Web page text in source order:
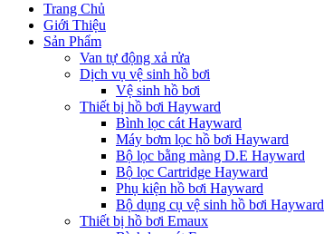
Trang Chủ
Giới Thiệu
Sản Phẩm
Van tự động xả rửa
Dịch vụ vệ sinh hồ bơi
Vệ sinh hồ bơi
Thiết bị hồ bơi Hayward
Bình lọc cát Hayward
Máy bơm lọc hồ bơi Hayward
Bộ lọc bằng màng D.E Hayward
Bộ lọc Cartridge Hayward
Phụ kiện hồ bơi Hayward
Bộ dụng cụ vệ sinh hồ bơi Hayward
Thiết bị hồ bơi Emaux